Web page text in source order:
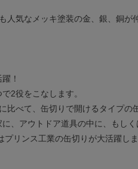
気なメッキ塗装の金、銀、銅が
！
2役をこなします。
べて、缶切りで開けるタイプの
、アウトドア道具の中に、もし
リンス工業の缶切りが大活躍しま